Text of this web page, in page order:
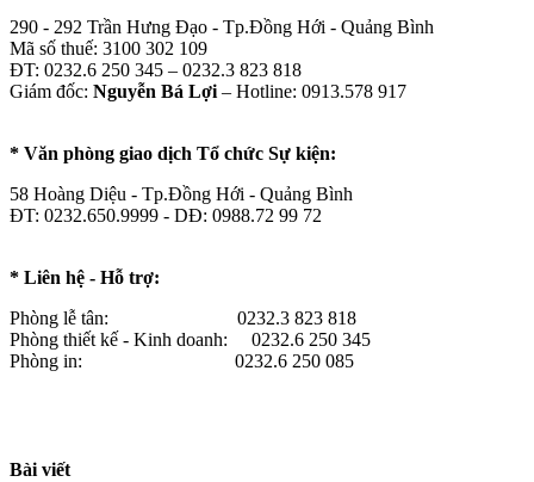
290 - 292 Trần Hưng Đạo - Tp.Đồng Hới - Quảng Bình
Mã số thuế: 3100 302 109
ĐT: 0232.6 250 345 – 0232.3 823 818
Giám đốc: Nguyễn Bá Lợi – Hotline: 0913.578 917
* Văn phòng giao dịch Tổ chức Sự kiện:
58 Hoàng Diệu - Tp.Đồng Hới - Quảng Bình
ĐT: 0232.650.9999 - DĐ: 0988.72 99 72
* Liên hệ - Hỗ trợ:
Phòng lễ tân: 0232.3 823 818
Phòng thiết kế - Kinh doanh: 0232.6 250 345
Phòng in: 0232.6 250 085
Bài viết